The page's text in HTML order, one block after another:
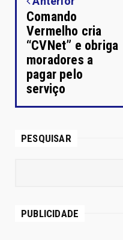
Comando
Vermelho cria
“CVNet” e obriga
moradores a
pagar pelo
serviço
PESQUISAR
PUBLICIDADE